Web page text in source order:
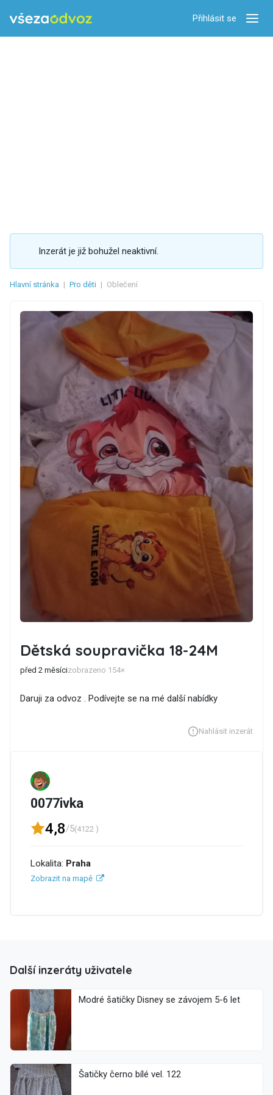
Přihlásit se
Inzerát je již bohužel neaktivní.
Hlavní stránka | Pro děti | Oblečení
Dětská soupravička 18-24M
před 2 měsícizobrazeno 154×
Daruji za odvoz . Podívejte se na mé další nabídky
Nahlásit inzerát
0077ivka
4,8/5(4122 )
Lokalita: Praha
Zobrazit na mapě
Další inzeráty uživatele
Modré šatičky Disney se závojem 5-6 let
Šatičky černo bílé vel. 122